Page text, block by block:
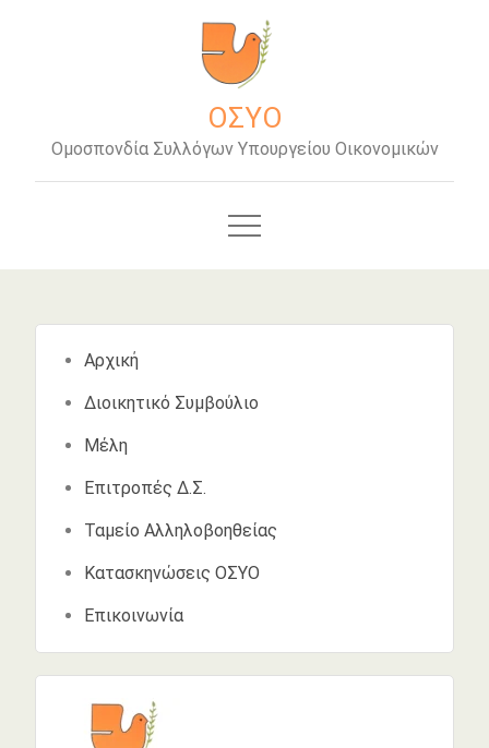
ΟΣΥΟ
Ομοσπονδία Συλλόγων Υπουργείου Οικονομικών
Αρχική
Διοικητικό Συμβούλιο
Μέλη
Επιτροπές Δ.Σ.
Ταμείο Αλληλοβοηθείας
Κατασκηνώσεις ΟΣΥΟ
Επικοινωνία